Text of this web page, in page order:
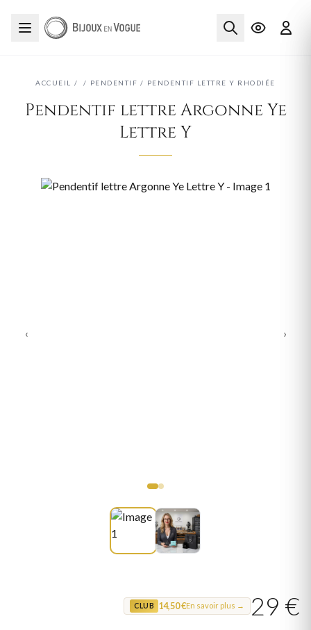
ACCUEIL / / PENDENTIF / PENDENTIF LETTRE Y RHODIÉE
Pendentif lettre Argonne Ye
Lettre Y
‹ ›
CLUB 14,50 €En savoir plus → 29 €